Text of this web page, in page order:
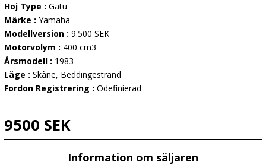
Hoj Type : Gatu
Märke : Yamaha
Modellversion : 9.500 SEK
Motorvolym : 400 cm3
Årsmodell : 1983
Läge : Skåne, Beddingestrand
Fordon Registrering : Odefinierad
9500 SEK
Information om säljaren